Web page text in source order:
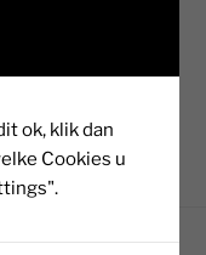
ok, klik dan
Cookies u